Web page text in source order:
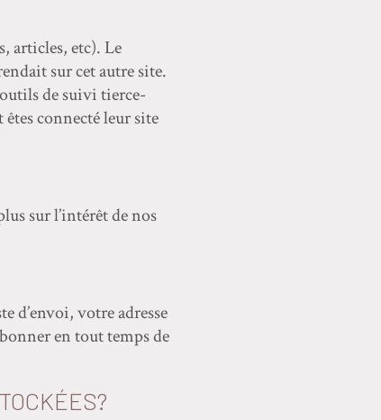
articles, etc). Le
sur cet autre site.
de suivi tierce-
connecté leur site
sur l’intérêt de nos
d’envoi, votre adresse
en tout temps de